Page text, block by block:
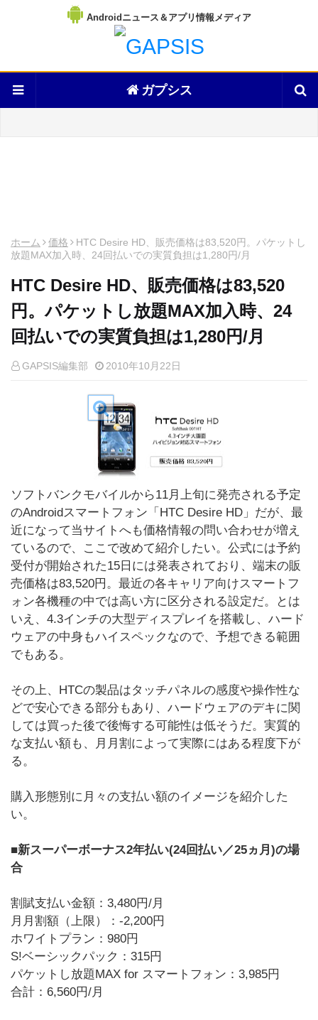
Androidニュース＆アプリ情報メディア
ガプシス
ホーム 価格
HTC Desire HD、販売価格は83,520円。パケットし
放題MAX加入時、24回払いでの実質負担は1,280円/月
HTC Desire HD、販売価格は83,520
円。パケットし放題MAX加入時、24
回払いでの実質負担は1,280円/月
GAPSIS編集部 2010年10月22日
ソフトバンクモバイルから11月上旬に発売される予定
のAndroidスマートフォン「HTC Desire HD」だが、最
近になって当サイトへも価格情報の問い合わせが増え
ているので、ここで改めて紹介したい。公式には予約
受付が開始された15日には発表されており、端末の販
売価格は83,520円。最近の各キャリア向けスマートフ
ォン各機種の中では高い方に区分される設定だ。とは
いえ、4.3インチの大型ディスプレイを搭載し、ハード
ウェアの中身もハイスペックなので、予想できる範囲
でもある。
その上、HTCの製品はタッチパネルの感度や操作性な
どで安心できる部分もあり、ハードウェアのデキに関
しては買った後で後悔する可能性は低そうだ。実質的
な支払い額も、月月割によって実際にはある程度下が
る。
購入形態別に月々の支払い額のイメージを紹介した
い。
■新スーパーボーナス2年払い(24回払い／25ヵ月)の場
合
割賦支払い金額：3,480円/月
月月割額（上限）：-2,200円
ホワイトプラン：980円
S!ベーシックパック：315円
パケットし放題MAX for スマートフォン：3,985円
合計：6,560円/月